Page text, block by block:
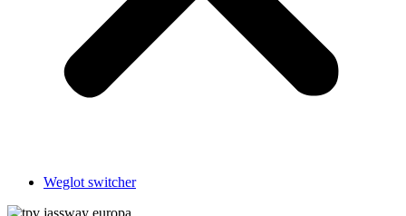
Weglot switcher